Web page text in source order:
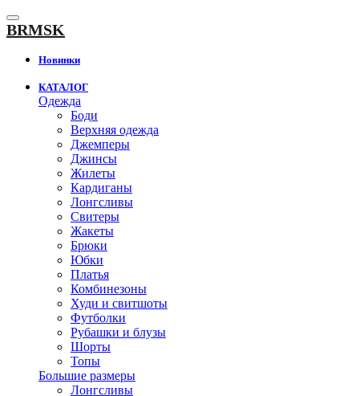
К
содержанию
BRMSK
Новинки
КАТАЛОГ
Одежда
Боди
Верхняя одежда
Джемперы
Джинсы
Жилеты
Кардиганы
Лонгсливы
Свитеры
Жакеты
Брюки
Юбки
Платья
Комбинезоны
Худи и свитшоты
Футболки
Рубашки и блузы
Шорты
Топы
Большие размеры
Лонгсливы